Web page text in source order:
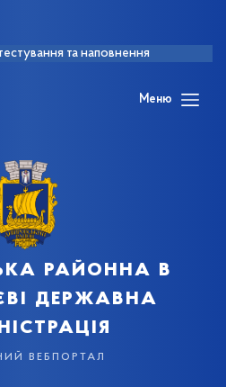
та наповнення
Меню
районна в
державна
вебпортал